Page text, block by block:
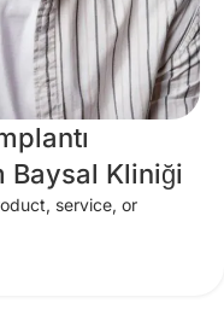
Baysal Kliniği
service, or